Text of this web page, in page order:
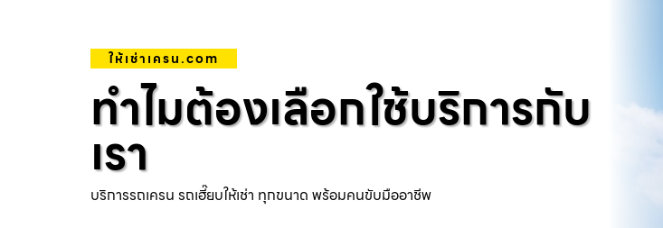
ให้เช่าเครน.com
ทำไมต้องเลือกใช้บริการกับ
เรา
บริการรถเครน รถเฮี๊ยบให้เช่า ทุกขนาด พร้อมคนขับมืออาชีพ